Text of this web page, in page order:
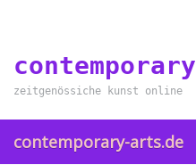
content
zeitgenössiche kunst online
contemporary-arts.de